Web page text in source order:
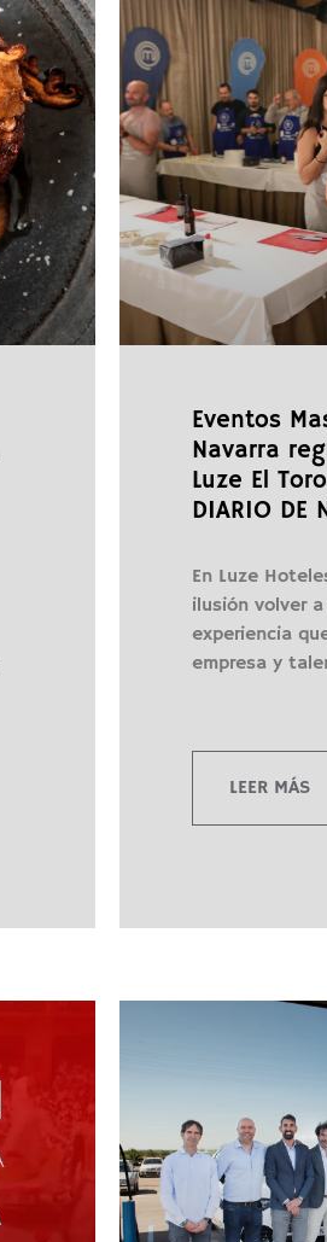
Eventos
Navarra
Luze El
DIARIO DE
En Luze
ilusión volver
experiencia
empresa y
LEER MÁS